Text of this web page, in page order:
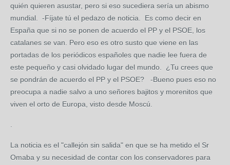
quién quieren asustar, pero si eso sucediera sería un abismo
mundial. -Fíjate tú el pedazo de noticia. Es como decir en
España que si no se ponen de acuerdo el PP y el PSOE, los
catalanes se van. Pero eso es otro susto que viene en las
portadas de los periódicos españoles que nadie lee fuera de
este pequeño y casi olvidado lugar del mundo. ¿Tu crees que
se pondrán de acuerdo el PP y el PSOE? -Bueno pues eso no
preocupa a nadie salvo a uno señores bajitos y morenitos que
viven el orto de Europa, visto desde Moscú.
La noticia es el "callejón sin salida" en que se ha metido el Sr
Omaba y su necesidad de contar con los conservadores para